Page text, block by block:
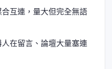
互連，量大但完全無語
在留言、論壇大量塞連